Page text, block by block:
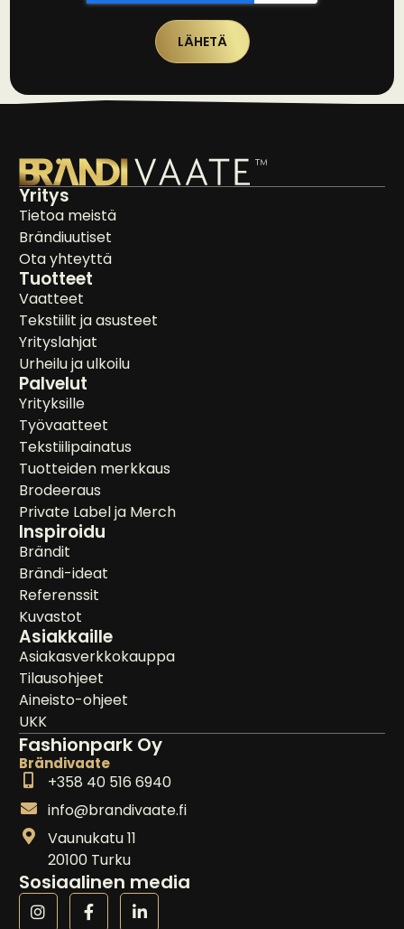
LÄHETÄ
Yritys
Tietoa meistä
Brändiuutiset
Ota yhteyttä
Tuotteet
Vaatteet
Tekstiilit ja asusteet
Yrityslahjat
Urheilu ja ulkoilu
Palvelut
Yrityksille
Työvaatteet
Tekstiilipainatus
Tuotteiden merkkaus
Brodeeraus
Private Label ja Merch
Inspiroidu
Brändit
Brändi-ideat
Referenssit
Kuvastot
Asiakkaille
Asiakasverkkokauppa
Tilausohjeet
Aineisto-ohjeet
UKK
Fashionpark Oy
Brändivaate
+358 40 516 6940
info@brandivaate.fi
Vaunukatu 11
20100 Turku
Sosiaalinen media